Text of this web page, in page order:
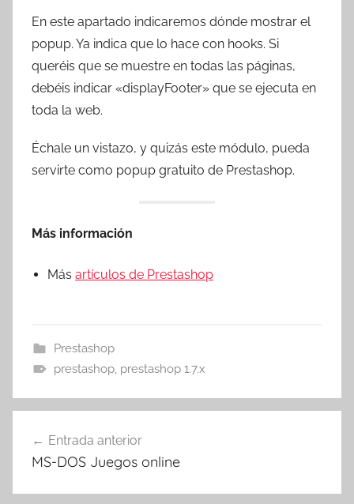
En este apartado indicaremos dónde mostrar el
popup. Ya indica que lo hace con hooks. Si
queréis que se muestre en todas las páginas,
debéis indicar «displayFooter» que se ejecuta en
toda la web.
Échale un vistazo, y quizás este módulo, pueda
servirte como popup gratuito de Prestashop.
Más información
Más artículos de Prestashop
Prestashop
prestashop, prestashop 1.7.x
de
Entrada anterior
MS-DOS Juegos online